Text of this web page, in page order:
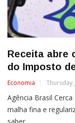
Receita abre
do Imposto
Economia
Agência Brasil
malha fina e